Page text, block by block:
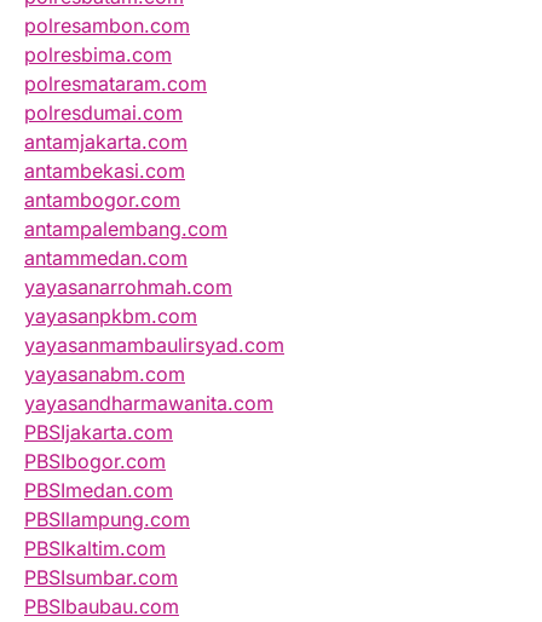
polresambon.com
polresbima.com
polresmataram.com
polresdumai.com
antamjakarta.com
antambekasi.com
antambogor.com
antampalembang.com
antammedan.com
yayasanarrohmah.com
yayasanpkbm.com
yayasanmambaulirsyad.com
yayasanabm.com
yayasandharmawanita.com
PBSIjakarta.com
PBSIbogor.com
PBSImedan.com
PBSIlampung.com
PBSIkaltim.com
PBSIsumbar.com
PBSIbaubau.com